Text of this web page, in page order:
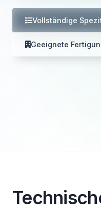
Vollständige
Geeignete